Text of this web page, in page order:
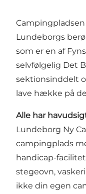
Lundeborgs
som er en af
selvfølgelig Det
sektionsinddelt
lave hække på
Alle har
Lundeborg Ny
campingplads
handicap-
stegeovn,
ikke din egen